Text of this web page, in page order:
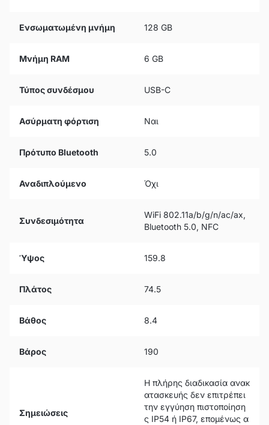
Ενσωματωμένη μνήμη 128 GB
Μνήμη RAM 6 GB
Τύπος συνδέσμου USB-C
Ασύρματη φόρτιση Ναι
Πρότυπο Bluetooth 5.0
Αναδιπλούμενο Όχι
Συνδεσιμότητα
WiFi 802.11a/b/g/n/ac/ax,
Bluetooth 5.0, NFC
Ύψος 159.8
Πλάτος 74.5
Βάθος 8.4
Βάρος 190
Σημειώσεις
Η πλήρης διαδικασία ανακ
ατασκευής δεν επιτρέπει
την εγγύηση πιστοποίηση
ς IP54 ή IP67, επομένως α